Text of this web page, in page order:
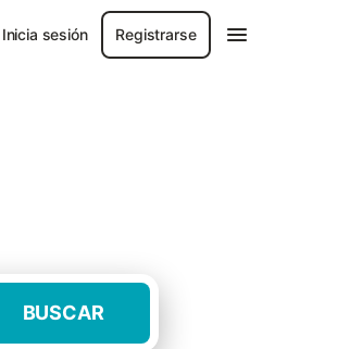
Inicia sesión Registrarse
BUSCAR